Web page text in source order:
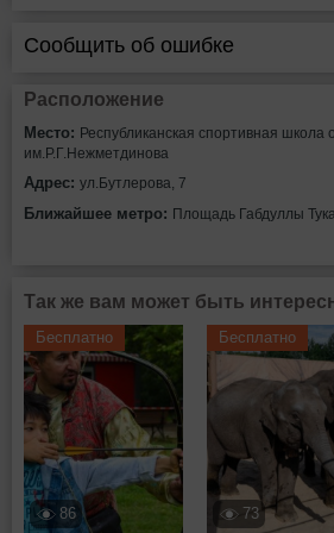
Сообщить об ошибке
Расположение
Место: Республиканская спортивная школа
им.Р.Г.Нежметдинова
Адрес: ул.Бутлерова, 7
Ближайшее метро: Площадь Габдуллы
Так же вам может быть
Бесплатно
86
Бесплатно
73